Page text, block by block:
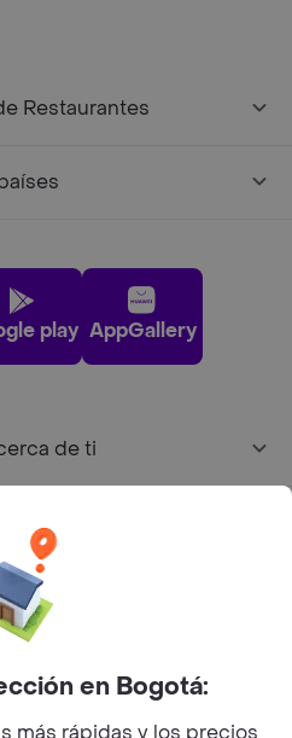
Restaurantes
play AppGallery
de ti
en Bogotá:
más rápidas y los precios